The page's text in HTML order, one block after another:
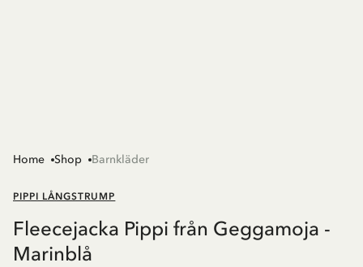
Home Shop Barnkläder
PIPPI LÅNGSTRUMP
Fleecejacka Pippi från Geggamoja -
Marinblå